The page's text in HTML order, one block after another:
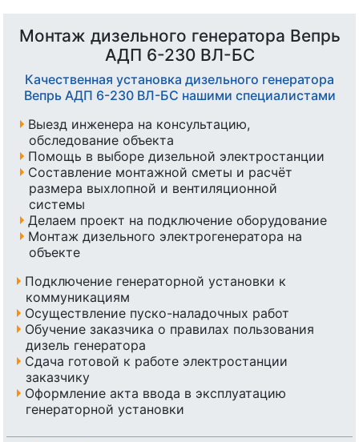
Монтаж дизельного генератора Вепрь
АДП 6-230 ВЛ-БС
Качественная установка дизельного генератора
Вепрь АДП 6-230 ВЛ-БС нашими специалистами
Выезд инженера на консультацию,
обследование объекта
Помощь в выборе дизельной электростанции
Составление монтажной сметы и расчёт
размера выхлопной и вентиляционной
системы
Делаем проект на подключение оборудование
Монтаж дизельного электрогенератора на
объекте
Подключение генераторной установки к
коммуникациям
Осуществление пуско-наладочных работ
Обучение заказчика о правилах пользования
дизель генератора
Сдача готовой к работе электростанции
заказчику
Оформление акта ввода в эксплуатацию
генераторной установки